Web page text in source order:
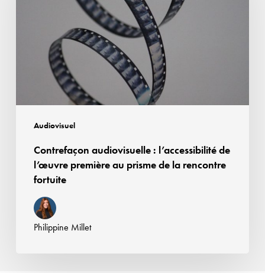
Audiovisuel
première
de
fortuiteContrefaçon audiovisuelle : l’accessibilité de
l’œuvre première au prisme de la rencontre
fortuite
Philippine Millet